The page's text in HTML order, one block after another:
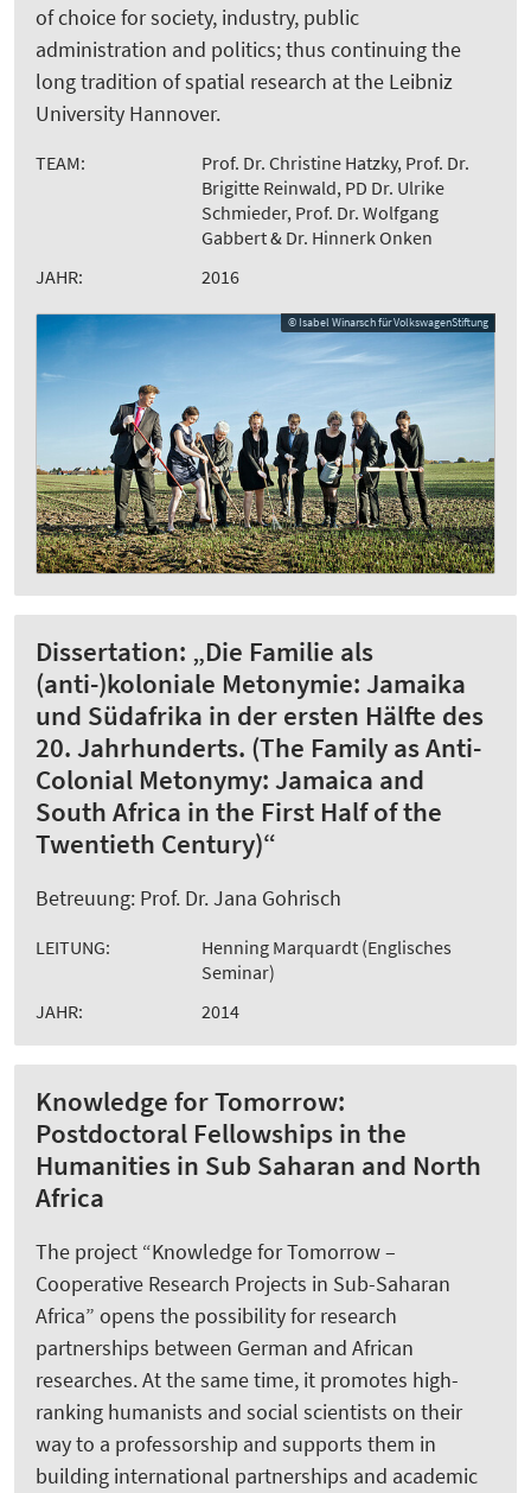
of choice for society, industry, public
administration and politics; thus continuing the
long tradition of spatial research at the Leibniz
University Hannover.
TEAM:
Prof. Dr. Christine Hatzky, Prof. Dr.
Brigitte Reinwald, PD Dr. Ulrike
Schmieder, Prof. Dr. Wolfgang
Gabbert & Dr. Hinnerk Onken
JAHR:
2016
© Isabel Winarsch für VolkswagenStiftung
Dissertation: „Die Familie als
(anti-)koloniale Metonymie: Jamaika
und Südafrika in der ersten Hälfte des
20. Jahrhunderts. (The Family as Anti-
Colonial Metonymy: Jamaica and
South Africa in the First Half of the
Twentieth Century)“
Betreuung: Prof. Dr. Jana Gohrisch
LEITUNG:
Henning Marquardt (Englisches
Seminar)
JAHR:
2014
Knowledge for Tomorrow:
Postdoctoral Fellowships in the
Humanities in Sub Saharan and North
Africa
The project “Knowledge for Tomorrow –
Cooperative Research Projects in Sub-Saharan
Africa” opens the possibility for research
partnerships between German and African
researches. At the same time, it promotes high-
ranking humanists and social scientists on their
way to a professorship and supports them in
building international partnerships and academic